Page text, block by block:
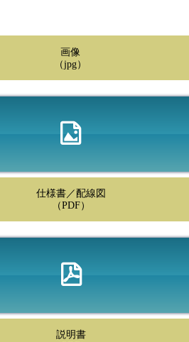
画像
（jpg）
仕様書／配線図
（PDF）
説明書